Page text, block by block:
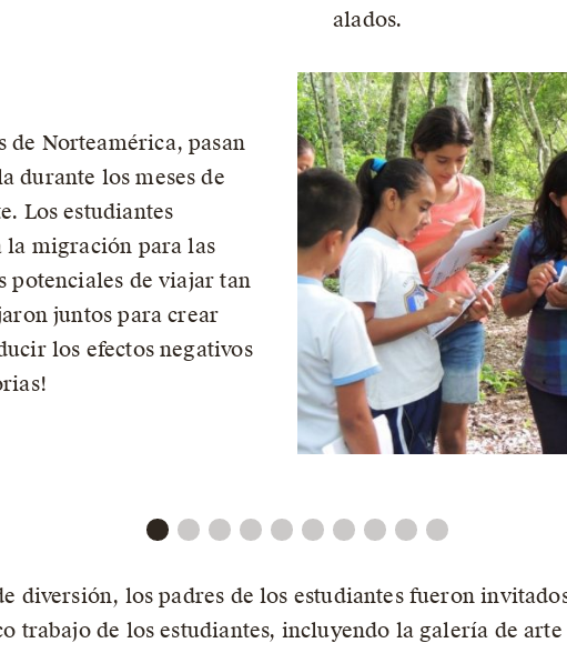
alados.
de Norteamérica, pasan
durante los meses de
Los estudiantes
migración para las
potenciales de viajar tan
juntos para crear
los efectos negativos
diversión, los padres de los estudiantes fueron
trabajo de los estudiantes, incluyendo la galería de